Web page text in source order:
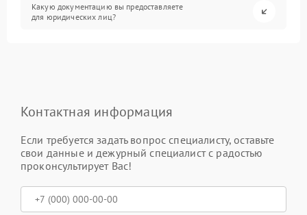
Какую документацию вы предоставляете
для юридических лиц?
Контактная информация
Если требуется задать вопрос специалисту, оставьте
свои данные и дежурный специалист с радостью
проконсультирует Вас!